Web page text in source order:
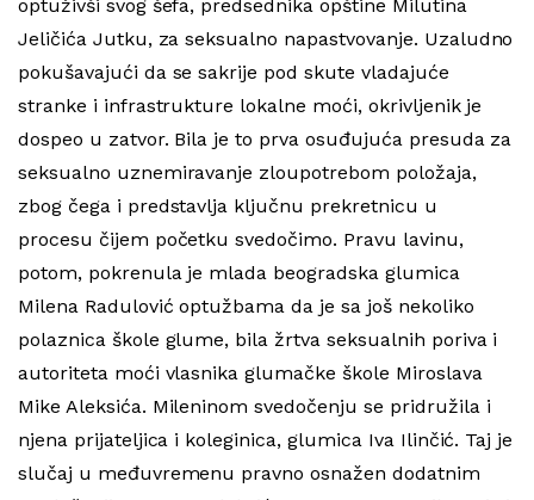
optuživši svog šefa, predsednika opštine Milutina
Jeličića Jutku, za seksualno napastvovanje. Uzaludno
pokušavajući da se sakrije pod skute vladajuće
stranke i infrastrukture lokalne moći, okrivljenik je
dospeo u zatvor. Bila je to prva osuđujuća presuda za
seksualno uznemiravanje zloupotrebom položaja,
zbog čega i predstavlja ključnu prekretnicu u
procesu čijem početku svedočimo. Pravu lavinu,
potom, pokrenula je mlada beogradska glumica
Milena Radulović optužbama da je sa još nekoliko
polaznica škole glume, bila žrtva seksualnih poriva i
autoriteta moći vlasnika glumačke škole Miroslava
Mike Aleksića. Mileninom svedočenju se pridružila i
njena prijateljica i koleginica, glumica Iva Ilinčić. Taj je
slučaj u međuvremenu pravno osnažen dodatnim